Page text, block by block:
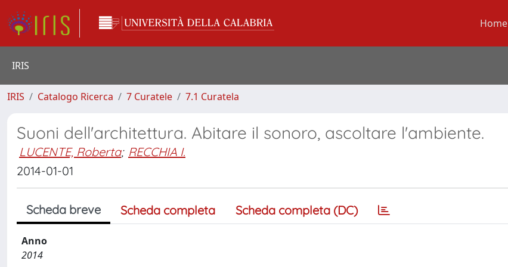
Home
IRIS
IRIS Catalogo Ricerca 7 Curatele 7.1 Curatela
Suoni dell'architettura. Abitare il sonoro, ascoltare l'ambiente.
LUCENTE, Roberta; RECCHIA I.
2014-01-01
Scheda breve Scheda completa Scheda completa (DC)
Anno
2014